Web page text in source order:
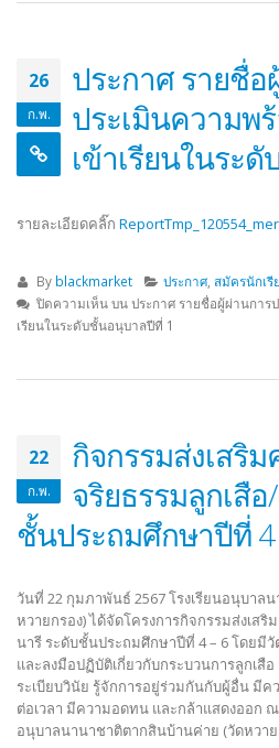
26
ก.พ.
ประกาศ รายชื่อ
ประเมินความพ
เข้าเรียนในระ
รายละเอียดคลิ๊ก
By blackmarket ประกาศ ,สมัครนักเรี
ปิดความเห็นบน ประกาศ รายชื่อผู้ผ่านการ
เรียนในระดับชั้นอนุบาลปีที่ 1
22
ก.พ.
กิจกรรมส่งเสริ
จริยธรรมลูกเสื
ชั้นประถมศึกษาปีที่ 4
วันที่ 22 กุมภาพันธ์ 2567 โรงเรียนอนุบาล
หวายกรอง) ได้จัดโครงการกิจกรรมส่งเส
นารี ระดับชั้นประถมศึกษาปีที่ 4 – 6 โดยมี
และลงมือปฏิบัติเกี่ยวกับกระบวนการลูกเสือ
ระเบียบวินัย รู้จักการอยู่ร่วมกันกับผู้อื่น มี
ต่อเวลา มีความอดทน และกล้าแสดงออก
อนุบาลนานาชาติตากสินบ้านค่าย (วัดหวาย